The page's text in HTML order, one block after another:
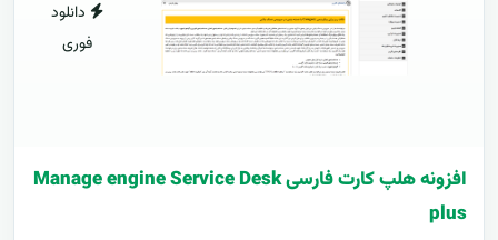
دانلود
فوری
افزونه هلپ کارت فارسی Manage engine Service Desk
plus